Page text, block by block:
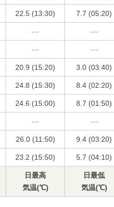
22.5 (13:30) 7.7 (05:20)
--- ---
--- ---
20.9 (15:20) 3.0 (03:40)
24.8 (15:30) 8.4 (02:20)
24.6 (15:00) 8.7 (01:50)
--- ---
26.0 (11:50) 9.4 (03:20)
23.2 (15:50) 5.7 (04:10)
日最高
気温(℃)
日最低
気温(℃)